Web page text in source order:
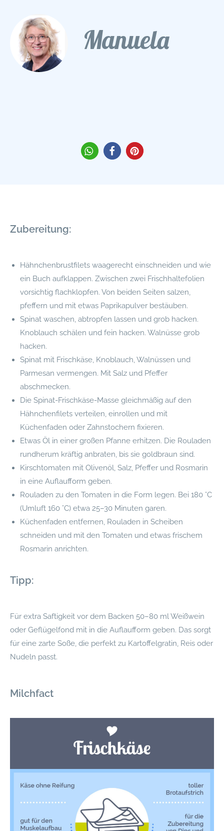
Manuela
Zubereitung:
Hähnchenbrustfilets waagerecht einschneiden und wie
ein Buch aufklappen. Zwischen zwei Frischhaltefolien
vorsichtig flachklopfen. Von beiden Seiten salzen,
pfeffern und mit etwas Paprikapulver bestäuben.
Spinat waschen, abtropfen lassen und grob hacken.
Knoblauch schälen und fein hacken. Walnüsse grob
hacken.
Spinat mit Frischkäse, Knoblauch, Walnüssen und
Parmesan vermengen. Mit Salz und Pfeffer
abschmecken.
Die Spinat-Frischkäse-Masse gleichmäßig auf den
Hähnchenfilets verteilen, einrollen und mit
Küchenfaden oder Zahnstochern fixieren.
Etwas Öl in einer großen Pfanne erhitzen. Die Rouladen
rundherum kräftig anbraten, bis sie goldbraun sind.
Kirschtomaten mit Olivenöl, Salz, Pfeffer und Rosmarin
in eine Auflaufform geben.
Rouladen zu den Tomaten in die Form legen. Bei 180 °C
(Umluft 160 °C) etwa 25–30 Minuten garen.
Küchenfaden entfernen, Rouladen in Scheiben
schneiden und mit den Tomaten und etwas frischem
Rosmarin anrichten.
Tipp:
Für extra Saftigkeit vor dem Backen 50–80 ml Weißwein
oder Geflügelfond mit in die Auflaufform geben. Das sorgt
für eine zarte Soße, die perfekt zu Kartoffelgratin, Reis oder
Nudeln passt.
Milchfact